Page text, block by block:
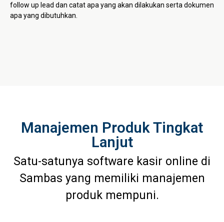
follow up lead dan catat apa yang akan dilakukan serta dokumen
apa yang dibutuhkan.
Manajemen Produk Tingkat
Lanjut
Satu-satunya software kasir online di
Sambas yang memiliki manajemen
produk mempuni.